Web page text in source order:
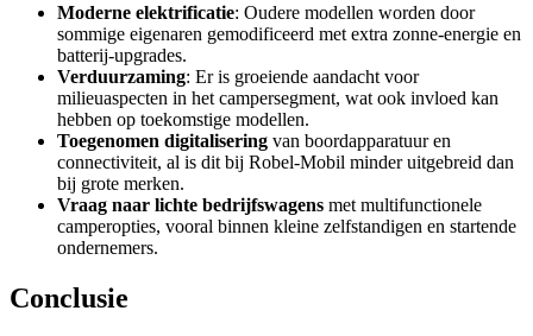
Moderne elektrificatie: Oudere modellen worden door
sommige eigenaren gemodificeerd met extra zonne-energie en
batterij-upgrades.
Verduurzaming: Er is groeiende aandacht voor
milieuaspecten in het campersegment, wat ook invloed kan
hebben op toekomstige modellen.
Toegenomen digitalisering van boordapparatuur en
connectiviteit, al is dit bij Robel-Mobil minder uitgebreid dan
bij grote merken.
Vraag naar lichte bedrijfswagens met multifunctionele
camperopties, vooral binnen kleine zelfstandigen en startende
ondernemers.
Conclusie